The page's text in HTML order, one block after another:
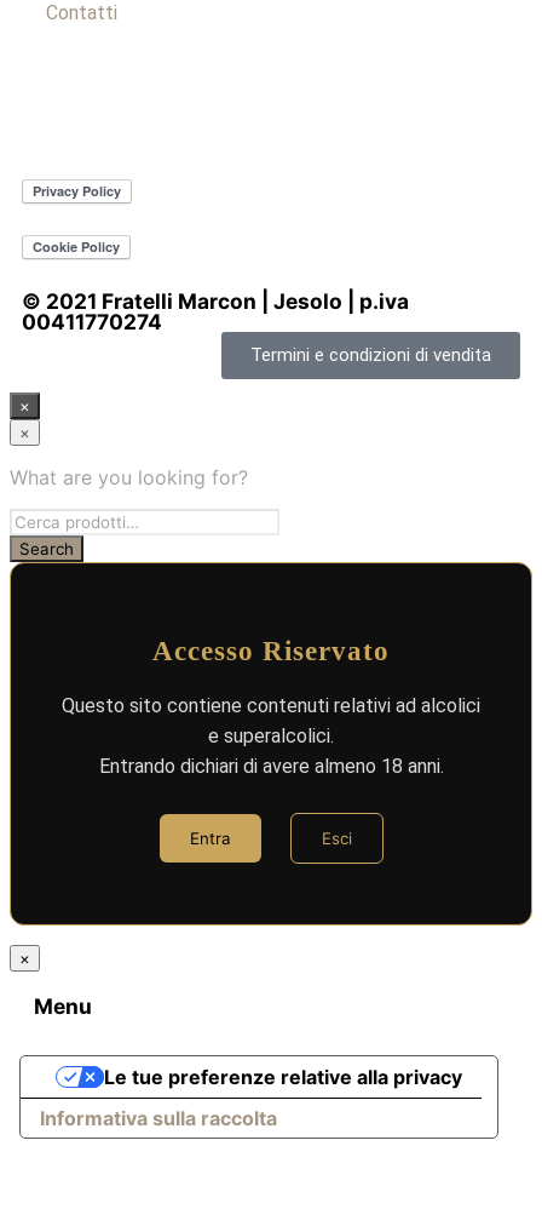
Contatti
© 2021 Fratelli Marcon | Jesolo | p.iva
00411770274
Termini e condizioni di vendita
×
×
What are you looking for?
Accesso Riservato
Questo sito contiene contenuti relativi ad alcolici
e superalcolici.
Entrando dichiari di avere almeno 18 anni.
Entra Esci
×
Menu
Informativa sulla raccolta
Le tue preferenze relative alla privacy